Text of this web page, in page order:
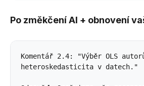
Po změkčení AI + obnovení
Komentář 2.4: "Výběr OLS
heteroskedasticita v datech."